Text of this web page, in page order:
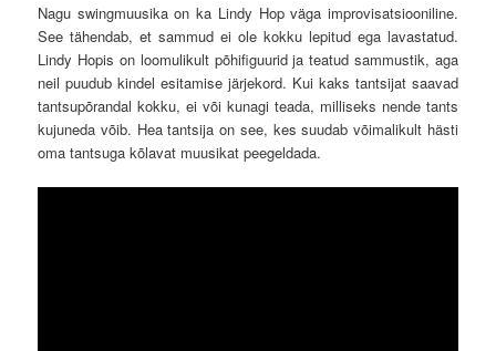
Nagu swingmuusika on ka Lindy Hop väga improvisatsiooniline.
See tähendab, et sammud ei ole kokku lepitud ega lavastatud.
Lindy Hopis on loomulikult põhifiguurid ja teatud sammustik, aga
neil puudub kindel esitamise järjekord. Kui kaks tantsijat saavad
tantsupõrandal kokku, ei või kunagi teada, milliseks nende tants
kujuneda võib. Hea tantsija on see, kes suudab võimalikult hästi
oma tantsuga kõlavat muusikat peegeldada.